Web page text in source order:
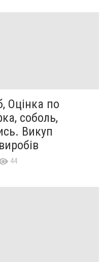
Оцінка по
соболь,
Викуп
44